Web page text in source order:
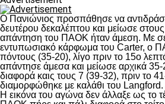
Ο Πανιώνιος προσπάθησε να
δευτέρου δεκαλέπτου και μείωσε
απάντηση του ΠΑΟΚ ήταν άμεση. Με
εντυπωσιακό κάρφωμα του Carter, ο
πόντους (35-20), λίγο πριν το 15ο
απάντησε άμεσα και μείωσε αρχικά 35-
διαφορά καις τους 7 (39-32), πριν το
διαμορφώθηκε με καλάθι του Langford.
Η εικόνα του αγώνα δεν άλλαξε ως το